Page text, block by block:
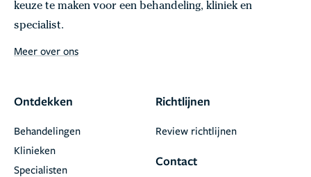
keuze te maken voor een behandeling, kliniek en
specialist.
Meer over ons
Ontdekken
Behandelingen
Klinieken
Specialisten
Richtlijnen
Review richtlijnen
Contact